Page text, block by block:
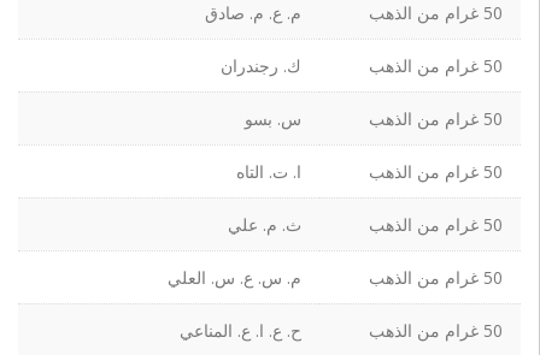
50 غرام من الذهب م. ع. م. صادق
50 غرام من الذهب ك. رجندران
50 غرام من الذهب س. بسو
50 غرام من الذهب ا. ت. التاه
50 غرام من الذهب ث. م. علي
50 غرام من الذهب م. س. ع. س. العلي
50 غرام من الذهب ح. ع. ا. ع. المناعي